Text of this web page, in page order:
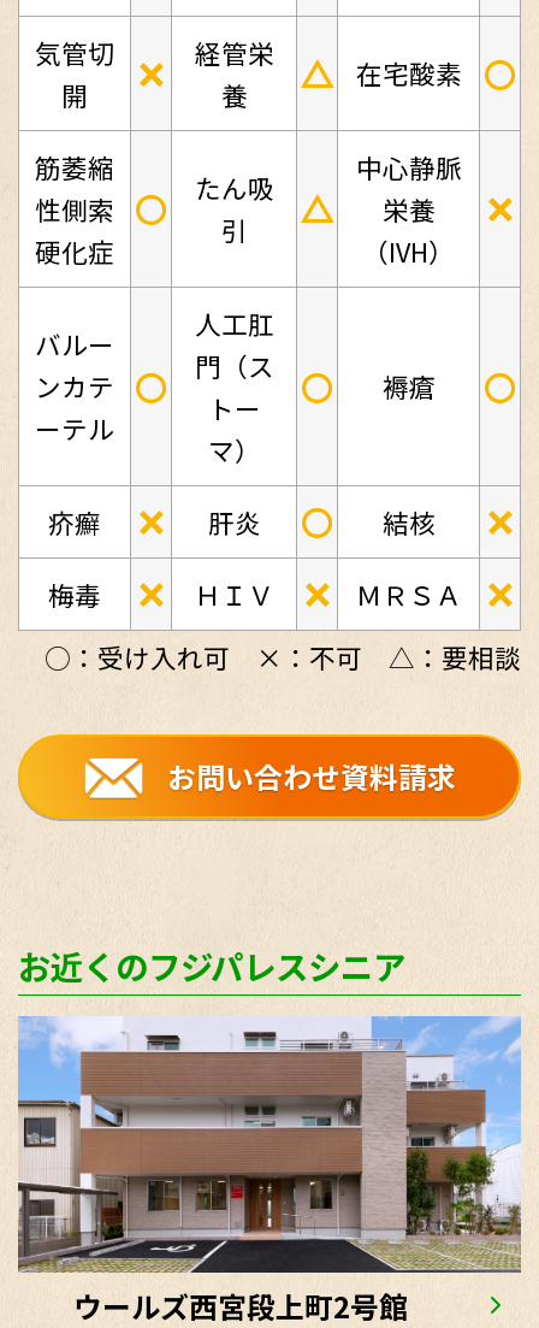
気管切
開
×
経管栄
養
△ 在宅酸素 ○
筋萎縮
性側索
硬化症
○
たん吸
引
△
中心静脈
栄養
（IVH）
×
バルー
ンカテ
ーテル
○
人工肛
門（ス
トー
マ）
○ 褥瘡 ○
疥癬 × 肝炎 ○ 結核 ×
梅毒 × ＨＩＶ × ＭＲＳＡ ×
○：受け入れ可 ×：不可 △：要相談
お問い合わせ資料請求
お近くのフジパレスシニア
ウールズ西宮段上町2号館